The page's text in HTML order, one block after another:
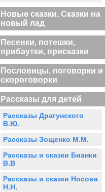
Новые сказки. Сказки на
новый лад
Песенки, потешки,
прибаутки, присказки
Пословицы, поговорки и
скороговорки
Рассказы для детей
Рассказы Драгунского
В.Ю.
Рассказы Зощенко М.М.
Рассказы и сказки Бианки
В.В
Рассказы и сказки Носова
Н.Н.